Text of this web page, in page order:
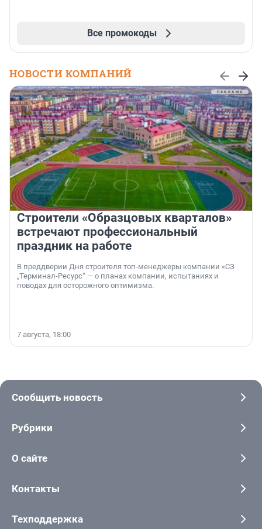
Все промокоды
НОВОСТИ КОМПАНИЙ
Строители «Образцовых кварталов»
встречают профессиональный
праздник на работе
В преддверии Дня строителя топ-менеджеры компании «СЗ
„Терминал-Ресурс“ — о планах компании, испытаниях и
поводах для осторожного оптимизма.
7 августа, 18:00
Сообщить новость
Рубрики
О сайте
Контакты
Техподдержка